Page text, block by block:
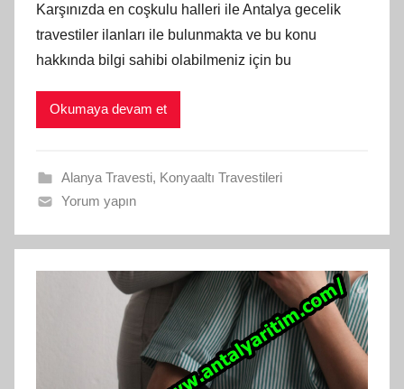
Karşınızda en coşkulu halleri ile Antalya gecelik
travestiler ilanları ile bulunmakta ve bu konu
hakkında bilgi sahibi olabilmeniz için bu
Okumaya devam et
Alanya Travesti, Konyaaltı Travestileri
Yorum yapın